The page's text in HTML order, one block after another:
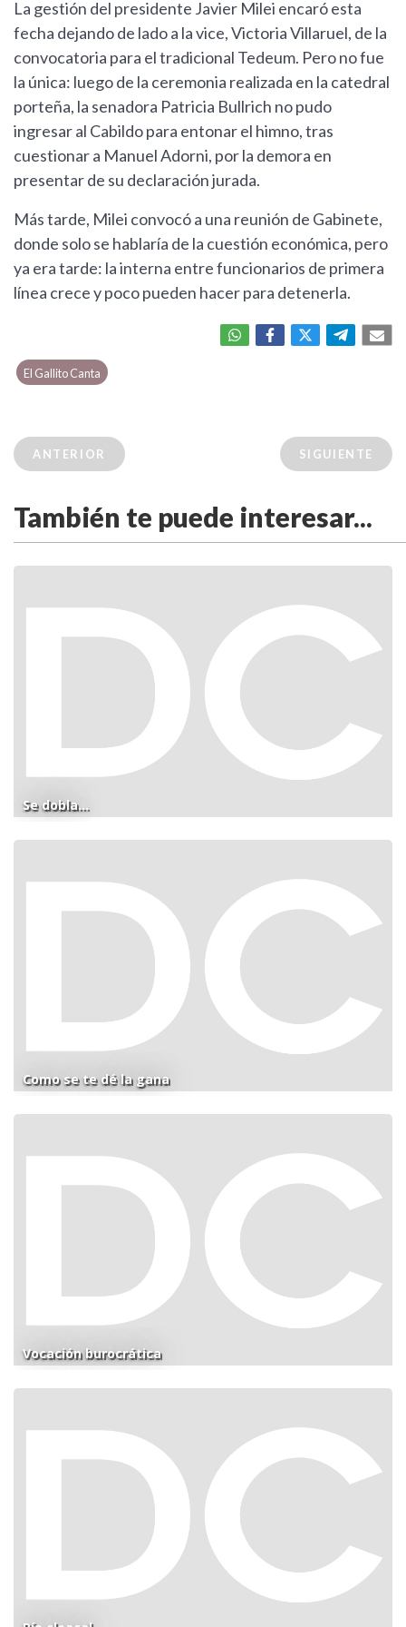
La gestión del presidente Javier Milei encaró esta
fecha dejando de lado a la vice, Victoria Villaruel, de la
convocatoria para el tradicional Tedeum. Pero no fue
la única: luego de la ceremonia realizada en la catedral
porteña, la senadora Patricia Bullrich no pudo
ingresar al Cabildo para entonar el himno, tras
cuestionar a Manuel Adorni, por la demora en
presentar de su declaración jurada.
Más tarde, Milei convocó a una reunión de Gabinete,
donde solo se hablaría de la cuestión económica, pero
ya era tarde: la interna entre funcionarios de primera
línea crece y poco pueden hacer para detenerla.
El Gallito Canta
ANTERIOR SIGUIENTE
También te puede interesar...
Se dobla...
Como se te dé la gana
Vocación burocrática